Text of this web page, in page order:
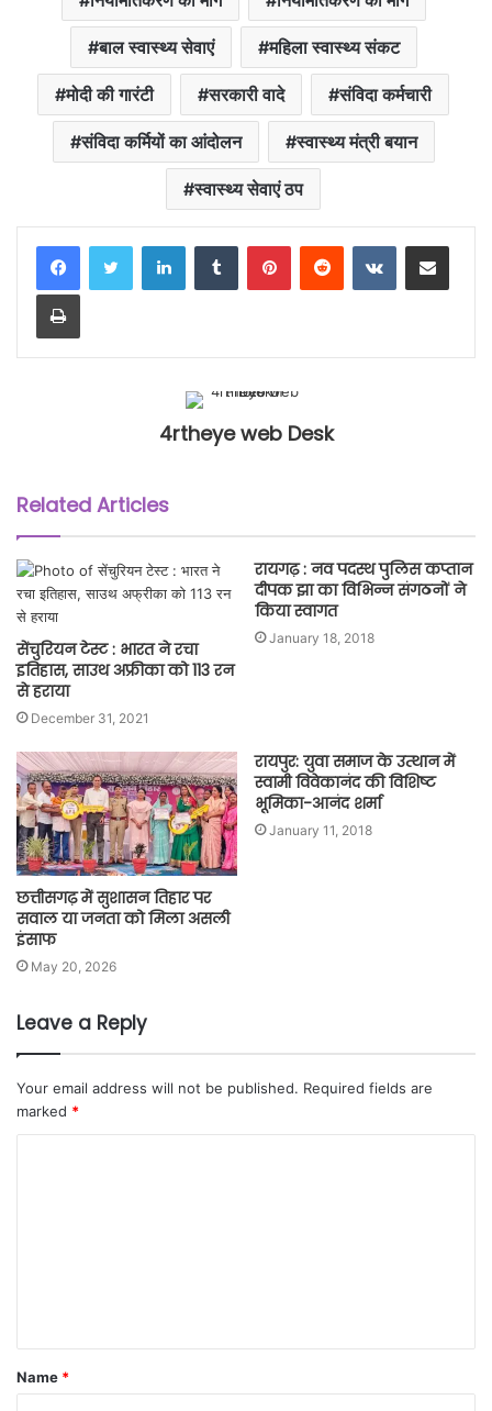
बाल स्वास्थ्य सेवाएं महिला स्वास्थ्य संकट
मोदी की गारंटी सरकारी वादे संविदा कर्मचारी
संविदा कर्मियों का आंदोलन स्वास्थ्य मंत्री बयान
स्वास्थ्य सेवाएं ठप
LinkedInTumblr PinterestReddit VKontakteShare via Email
Print
4rtheye web Desk
Related Articles
सेंचुरियन टेस्ट : भारत ने रचा
इतिहास, साउथ अफ्रीका को 113 रन
से हराया
December 31, 2021
रायगढ़ : नव पदस्थ पुलिस कप्तान
दीपक झा का विभिन्न संगठनों ने
किया स्वागत
January 18, 2018
छत्तीसगढ़ में सुशासन तिहार पर
सवाल या जनता को मिला असली
इंसाफ
May 20, 2026
रायपुर: युवा समाज के उत्थान में
स्वामी विवेकानंद की विशिष्ट
भूमिका-आनंद शर्मा
January 11, 2018
Leave a Reply
Your email address will not be published. Required fields are
marked *
Name *